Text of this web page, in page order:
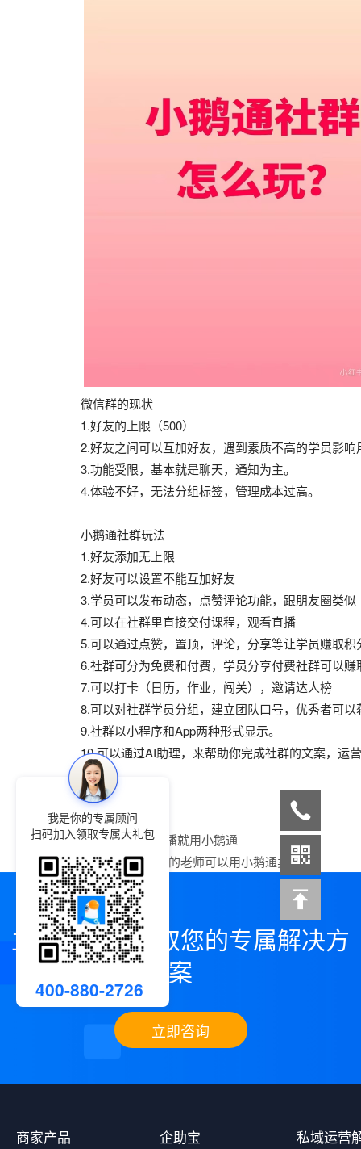
微信群的现状
1.好友的上限（500）
2.好友之间可以互加好友，遇到素质不高的学员影响
3.功能受限，基本就是聊天，通知为主。
4.体验不好，无法分组标签，管理成本过高。
小鹅通社群玩法
1.好友添加无上限
2.好友可以设置不能互加好友
3.学员可以发布动态，点赞评论功能，跟朋友圈类似
4.可以在社群里直接交付课程，观看直播
5.可以通过点赞，置顶，评论，分享等让学员赚取
6.社群可分为免费和付费，学员分享付费社群可以赚
7.可以打卡（日历，作业，闯关），邀请达人榜
8.可以对社群学员分组，建立团队口号，优秀者可
9.社群以小程序和App两种形式显示。
10.可以通过AI助理，来帮助你完成社群的文案，运
上一篇：私域直播就用小鹅通
下一篇：港澳台的老师可以用小鹅通卖课吗？
立即咨询，领取您的专属解决方
案
立即咨询
商家产品 企助宝 私域运营
我是你的专属顾问
扫码加入领取专属大礼包
400-880-2726